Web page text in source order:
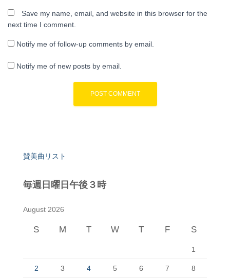
Save my name, email, and website in this browser for the
next time I comment.
Notify me of follow-up comments by email.
Notify me of new posts by email.
賛美曲リスト
毎週日曜日午後３時
August 2026
S M T W T F S
1
2 3 4 5 6 7 8